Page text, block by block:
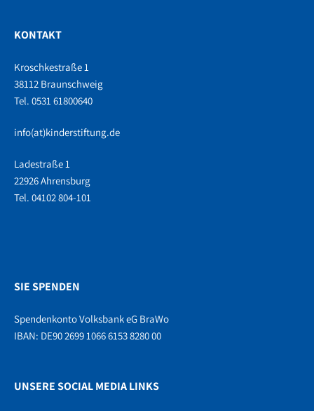
KONTAKT
Kroschkestraße 1
38112 Braunschweig
Tel. 0531 61800640
info(at)kinderstiftung.de
Ladestraße 1
22926 Ahrensburg
Tel. 04102 804-101
SIE SPENDEN
Spendenkonto Volksbank eG BraWo
IBAN: DE90 2699 1066 6153 8280 00
UNSERE SOCIAL MEDIA LINKS